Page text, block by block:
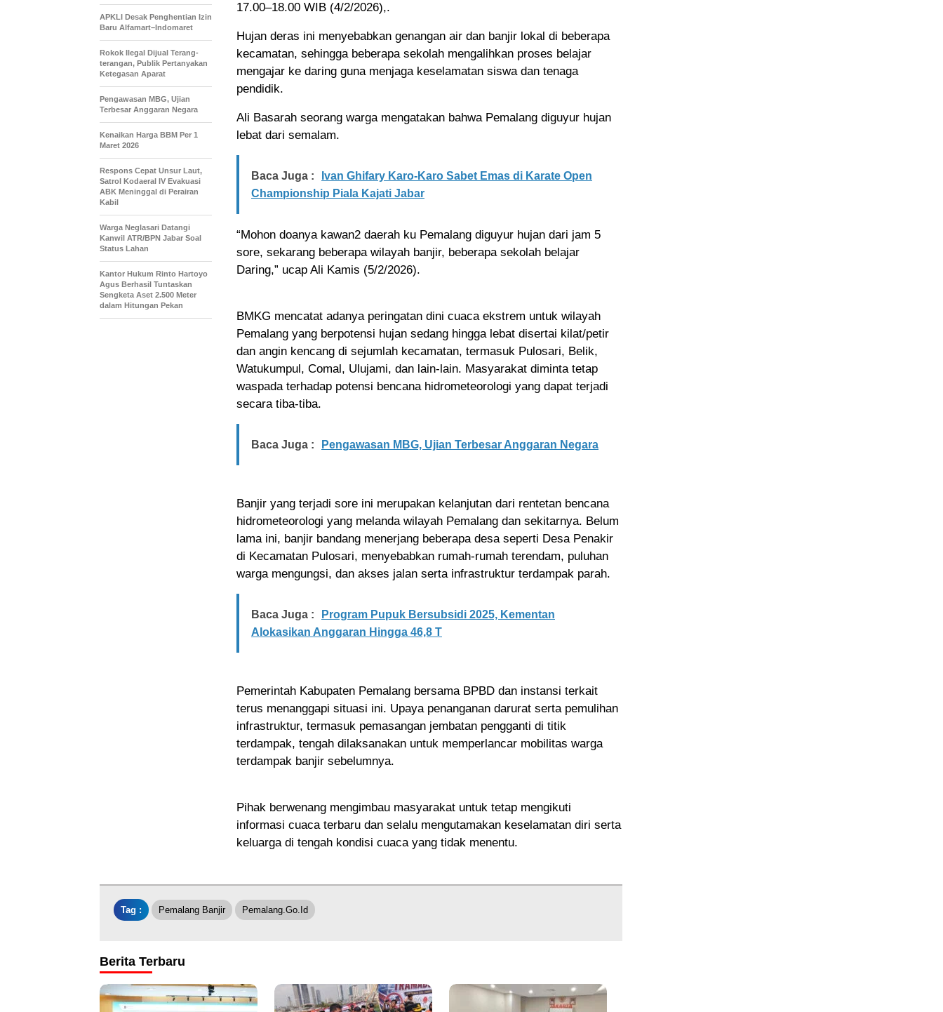
17.00–18.00 WIB (4/2/2026),.
Hujan deras ini menyebabkan genangan air dan banjir lokal di beberapa
kecamatan, sehingga beberapa sekolah mengalihkan proses belajar
mengajar ke daring guna menjaga keselamatan siswa dan tenaga
pendidik.
Ali Basarah seorang warga mengatakan bahwa Pemalang diguyur hujan
lebat dari semalam.
Baca Juga :
Ivan Ghifary Karo-Karo Sabet Emas di Karate Open
Championship Piala Kajati Jabar
“Mohon doanya kawan2 daerah ku Pemalang diguyur hujan dari jam 5
sore, sekarang beberapa wilayah banjir, beberapa sekolah belajar
Daring,” ucap Ali Kamis (5/2/2026).
BMKG mencatat adanya peringatan dini cuaca ekstrem untuk wilayah
Pemalang yang berpotensi hujan sedang hingga lebat disertai kilat/petir
dan angin kencang di sejumlah kecamatan, termasuk Pulosari, Belik,
Watukumpul, Comal, Ulujami, dan lain‑lain. Masyarakat diminta tetap
waspada terhadap potensi bencana hidrometeorologi yang dapat terjadi
secara tiba‑tiba.
Baca Juga : Pengawasan MBG, Ujian Terbesar Anggaran Negara
Banjir yang terjadi sore ini merupakan kelanjutan dari rentetan bencana
hidrometeorologi yang melanda wilayah Pemalang dan sekitarnya. Belum
lama ini, banjir bandang menerjang beberapa desa seperti Desa Penakir
di Kecamatan Pulosari, menyebabkan rumah‑rumah terendam, puluhan
warga mengungsi, dan akses jalan serta infrastruktur terdampak parah.
Baca Juga :
Program Pupuk Bersubsidi 2025, Kementan
Alokasikan Anggaran Hingga 46,8 T
Pemerintah Kabupaten Pemalang bersama BPBD dan instansi terkait
terus menanggapi situasi ini. Upaya penanganan darurat serta pemulihan
infrastruktur, termasuk pemasangan jembatan pengganti di titik
terdampak, tengah dilaksanakan untuk memperlancar mobilitas warga
terdampak banjir sebelumnya.
Pihak berwenang mengimbau masyarakat untuk tetap mengikuti
informasi cuaca terbaru dan selalu mengutamakan keselamatan diri serta
keluarga di tengah kondisi cuaca yang tidak menentu.
APKLI Desak Penghentian Izin
Baru Alfamart–Indomaret
Rokok Ilegal Dijual Terang-
terangan, Publik Pertanyakan
Ketegasan Aparat
Pengawasan MBG, Ujian
Terbesar Anggaran Negara
Kenaikan Harga BBM Per 1
Maret 2026
Respons Cepat Unsur Laut,
Satrol Kodaeral IV Evakuasi
ABK Meninggal di Perairan
Kabil
Warga Neglasari Datangi
Kanwil ATR/BPN Jabar Soal
Status Lahan
Kantor Hukum Rinto Hartoyo
Agus Berhasil Tuntaskan
Sengketa Aset 2.500 Meter
dalam Hitungan Pekan
Tag : Pemalang Banjir Pemalang.go.id
Berita Terbaru